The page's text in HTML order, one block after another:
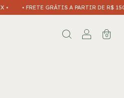
• FRETE GRÁTIS A PARTIR DE R$ 150 EM
0